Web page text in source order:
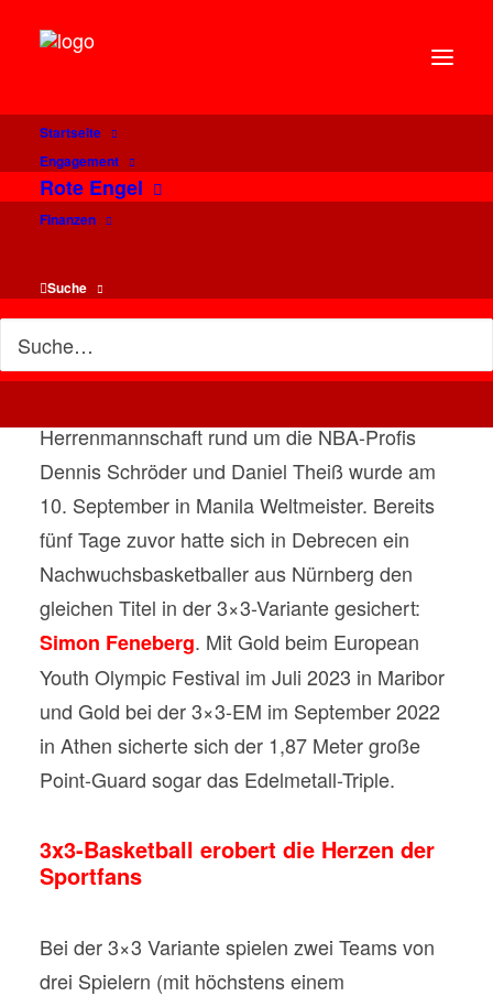
Startseite
Engagement
Rote Engel
Finanzen
Suche
3x Gold im 3x3:
Basketballer Simon
des Sports 2023
Das Jahr 2023 war ohne Zweifel ein großes für
Herrenmannschaft rund um die NBA-Profis
Dennis Schröder und Daniel Theiß wurde am
10. September in Manila Weltmeister. Bereits
fünf Tage zuvor hatte sich in Debrecen ein
Nachwuchsbasketballer aus Nürnberg den
gleichen Titel in der 3×3-Variante gesichert:
Simon Feneberg. Mit Gold beim European
Youth Olympic Festival im Juli 2023 in Maribor
und Gold bei der 3×3-EM im September 2022
in Athen sicherte sich der 1,87 Meter große
Point-Guard sogar das Edelmetall-Triple.
3x3-Basketball erobert die Herzen der
Sportfans
Bei der 3×3 Variante spielen zwei Teams von
drei Spielern (mit höchstens einem